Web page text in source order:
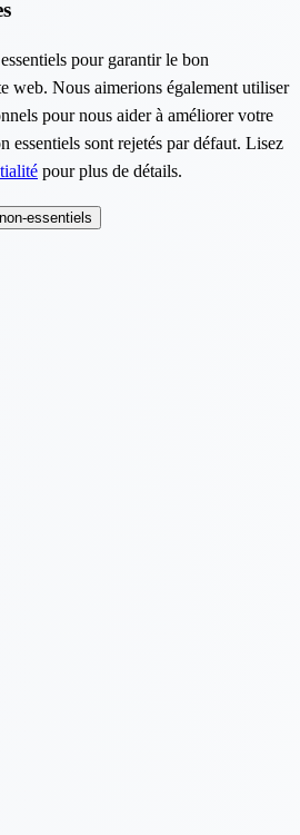
pour garantir le bon
web. Nous aimerions également utiliser
pour nous aider à améliorer votre
essentiels sont rejetés par défaut. Lisez
pour plus de détails.
essentiels